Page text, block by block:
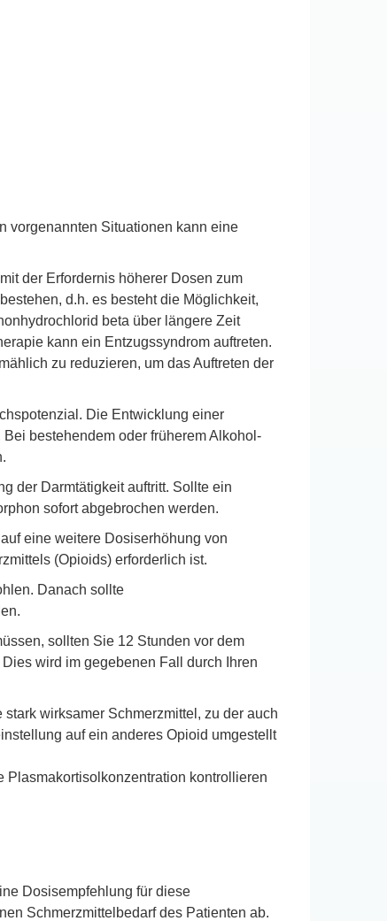
vorgenannten Situationen kann eine
der Erfordernis höherer Dosen zum
d.h. es besteht die Möglichkeit,
beta über längere Zeit
kann ein Entzugssyndrom auftreten.
zu reduzieren, um das Auftreten der
Die Entwicklung einer
bestehendem oder früherem Alkohol-
der Darmtätigkeit auftritt. Sollte ein
sofort abgebrochen werden.
eine weitere Dosiserhöhung von
(Opioids) erforderlich ist.
Danach sollte
sollten Sie 12 Stunden vor dem
wird im gegebenen Fall durch Ihren
wirksamer Schmerzmittel, zu der auch
auf ein anderes Opioid umgestellt
Plasmakortisolkonzentration kontrollieren
Dosisempfehlung für diese
Schmerzmittelbedarf des Patienten ab.